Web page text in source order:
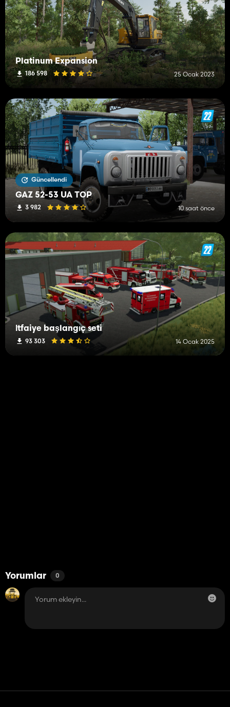
Platinum Expansion
186 598 25 Ocak 2023
Güncellendi
GAZ 52-53 UA TOP
3 982 10 saat önce
İtfaiye başlangıç ​​seti
93 303 14 Ocak 2025
Yorumlar 0